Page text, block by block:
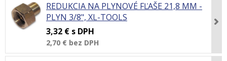
REDUKCIA NA PLYNOVÉ FĽAŠE 21,8 MM -
PLYN 3/8", XL-TOOLS
3,32 € s DPH
2,70 € bez DPH